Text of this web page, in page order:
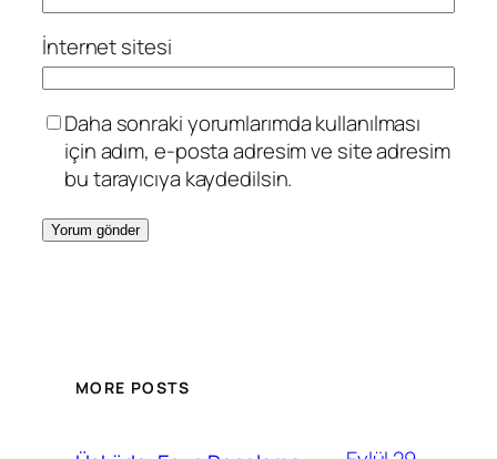
İnternet sitesi
Daha sonraki yorumlarımda kullanılması
için adım, e-posta adresim ve site adresim
bu tarayıcıya kaydedilsin.
MORE POSTS